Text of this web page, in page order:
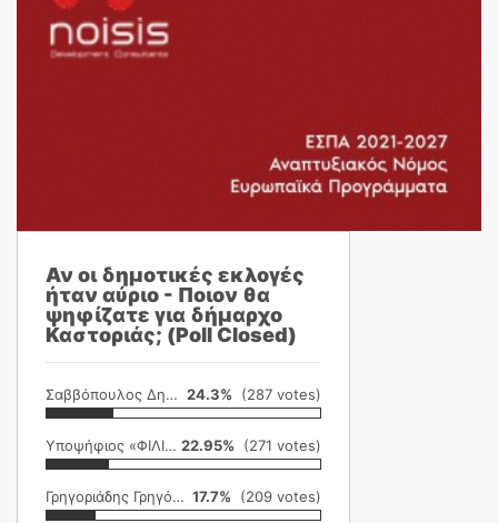
Αν οι δημοτικές εκλογές
ήταν αύριο - Ποιον θα
ψηφίζατε για δήμαρχο
Καστοριάς; (Poll Closed)
Σαββόπουλος Δημήτρης 24.3% (287 votes)
Υποψήφιος «ΦΙΛΙΚΗ ΕΤΑΙΡΕΙΑ» 22.95% (271 votes)
Γρηγοριάδης Γρηγόρης 17.7% (209 votes)